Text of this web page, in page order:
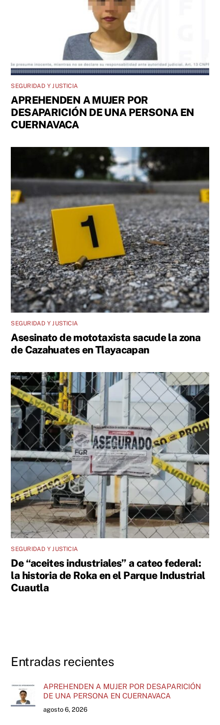
SEGURIDAD Y JUSTICIA
APREHENDEN A MUJER POR
DESAPARICIÓN DE UNA PERSONA EN
CUERNAVACA
SEGURIDAD Y JUSTICIA
Asesinato de mototaxista sacude la zona
de Cazahuates en Tlayacapan
SEGURIDAD Y JUSTICIA
De “aceites industriales” a cateo federal:
la historia de Roka en el Parque Industrial
Cuautla
Entradas recientes
APREHENDEN A MUJER POR DESAPARICIÓN
DE UNA PERSONA EN CUERNAVACA
agosto 6, 2026